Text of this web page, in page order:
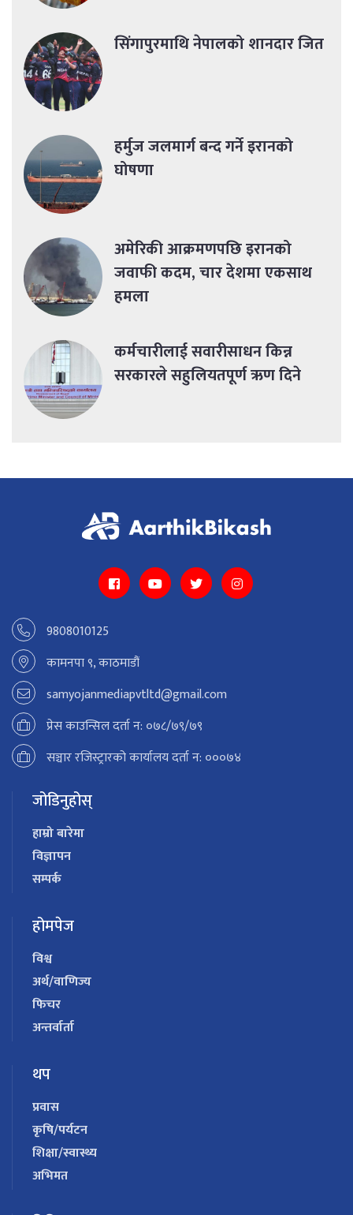
सिंगापुरमाथि नेपालको शानदार जित
हर्मुज जलमार्ग बन्द गर्ने इरानको
घोषणा
अमेरिकी आक्रमणपछि इरानको
जवाफी कदम, चार देशमा एकसाथ
हमला
कर्मचारीलाई सवारीसाधन किन्न
सरकारले सहुलियतपूर्ण ऋण दिने
9808010125
कामनपा ९, काठमाडौं
samyojanmediapvtltd@gmail.com
प्रेस काउन्सिल दर्ता न: ०७८/७९/७९
सञ्चार रजिस्ट्रारको कार्यालय दर्ता न: ०००७४
जोडिनुहोस्
हाम्रो बारेमा
विज्ञापन
सम्पर्क
होमपेज
विश्व
अर्थ/वाणिज्य
फिचर
अन्तर्वार्ता
थप
प्रवास
कृषि/पर्यटन
शिक्षा/स्वास्थ्य
अभिमत